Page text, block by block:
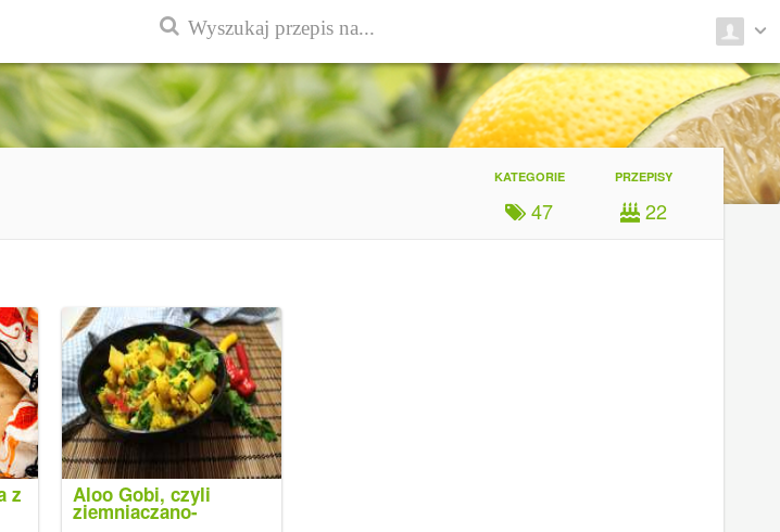
PRZEPISY
22
KATEGORIE
47
z Aloo Gobi, czyli
ziemniaczano-